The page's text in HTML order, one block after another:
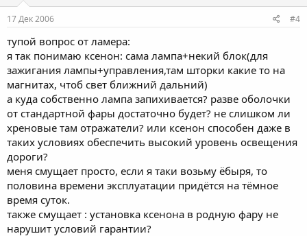
17 Дек 2006 #4
тупой вопрос от ламера:
я так понимаю ксенон: сама лампа+некий блок(для
зажигания лампы+управления,там шторки какие то на
магнитах, чтоб свет ближний дальний)
а куда собственно лампа запихивается? разве оболочки
от стандартной фары достаточно будет? не слишком ли
хреновые там отражатели? или ксенон способен даже в
таких условиях обеспечить высокий уровень освещения
дороги?
меня смущает просто, если я таки возьму ёбыря, то
половина времени эксплуатации придётся на тёмное
время суток.
также смущает : установка ксенона в родную фару не
нарушит условий гарантии?